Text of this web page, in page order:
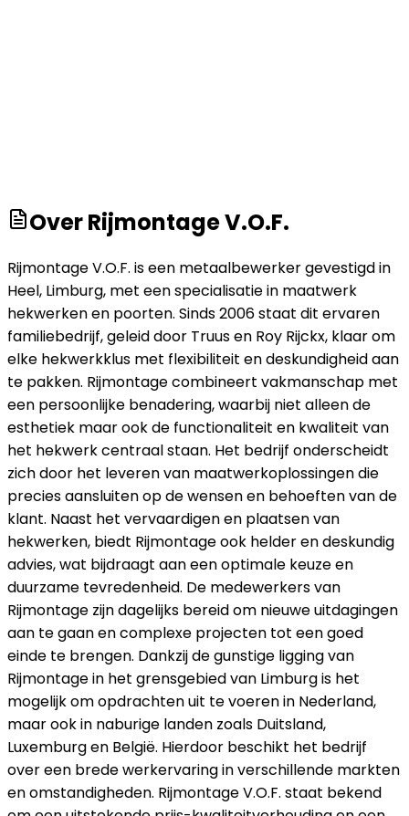
OverRijmontage V.O.F.
Rijmontage V.O.F. is een metaalbewerker gevestigd in
Heel, Limburg, met een specialisatie in maatwerk
hekwerken en poorten. Sinds 2006 staat dit ervaren
familiebedrijf, geleid door Truus en Roy Rijckx, klaar om
elke hekwerkklus met flexibiliteit en deskundigheid aan
te pakken. Rijmontage combineert vakmanschap met
een persoonlijke benadering, waarbij niet alleen de
esthetiek maar ook de functionaliteit en kwaliteit van
het hekwerk centraal staan. Het bedrijf onderscheidt
zich door het leveren van maatwerkoplossingen die
precies aansluiten op de wensen en behoeften van de
klant. Naast het vervaardigen en plaatsen van
hekwerken, biedt Rijmontage ook helder en deskundig
advies, wat bijdraagt aan een optimale keuze en
duurzame tevredenheid. De medewerkers van
Rijmontage zijn dagelijks bereid om nieuwe uitdagingen
aan te gaan en complexe projecten tot een goed
einde te brengen. Dankzij de gunstige ligging van
Rijmontage in het grensgebied van Limburg is het
mogelijk om opdrachten uit te voeren in Nederland,
maar ook in naburige landen zoals Duitsland,
Luxemburg en België. Hierdoor beschikt het bedrijf
over een brede werkervaring in verschillende markten
en omstandigheden. Rijmontage V.O.F. staat bekend